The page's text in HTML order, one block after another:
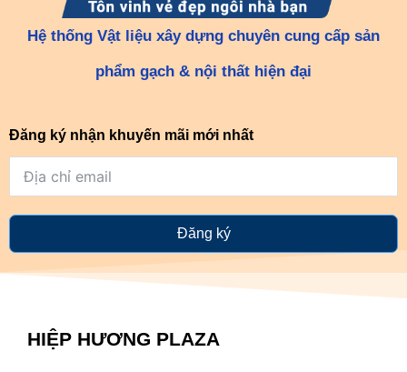
Hệ thống Vật liệu xây dựng chuyên cung cấp sản
phẩm gạch & nội thất hiện đại
Đăng ký nhận khuyến mãi mới nhất
Đăng ký
HIỆP HƯƠNG PLAZA